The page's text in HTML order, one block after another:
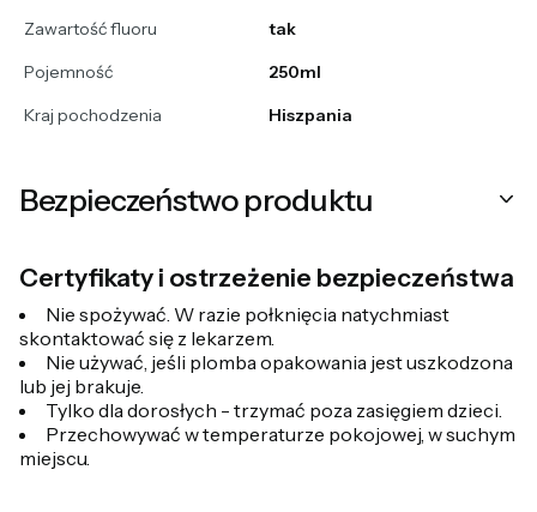
Zawartość fluoru
tak
Pojemność
250ml
Kraj pochodzenia
Hiszpania
Bezpieczeństwo produktu
Certyfikaty i ostrzeżenie bezpieczeństwa
Nie spożywać. W razie połknięcia natychmiast
skontaktować się z lekarzem.
Nie używać, jeśli plomba opakowania jest uszkodzona
lub jej brakuje.
Tylko dla dorosłych - trzymać poza zasięgiem dzieci.
Przechowywać w temperaturze pokojowej, w suchym
miejscu.